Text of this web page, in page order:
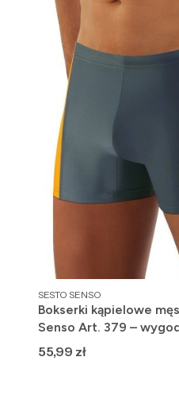
PRODUCENT
SESTO SENSO
Bokserki kąpielowe
Senso Art. 379 –
szybkoschnące
Cena
55,99 zł